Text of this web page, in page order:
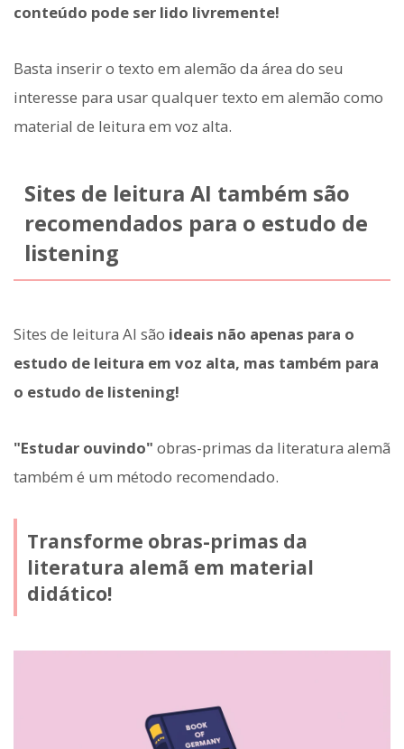
conteúdo pode ser lido livremente!
Basta inserir o texto em alemão da área do seu
interesse para usar qualquer texto em alemão como
material de leitura em voz alta.
Sites de leitura AI também são
recomendados para o estudo de
listening
Sites de leitura AI são ideais não apenas para o
estudo de leitura em voz alta, mas também para
o estudo de listening!
"Estudar ouvindo" obras-primas da literatura alemã
também é um método recomendado.
Transforme obras-primas da
literatura alemã em material
didático!